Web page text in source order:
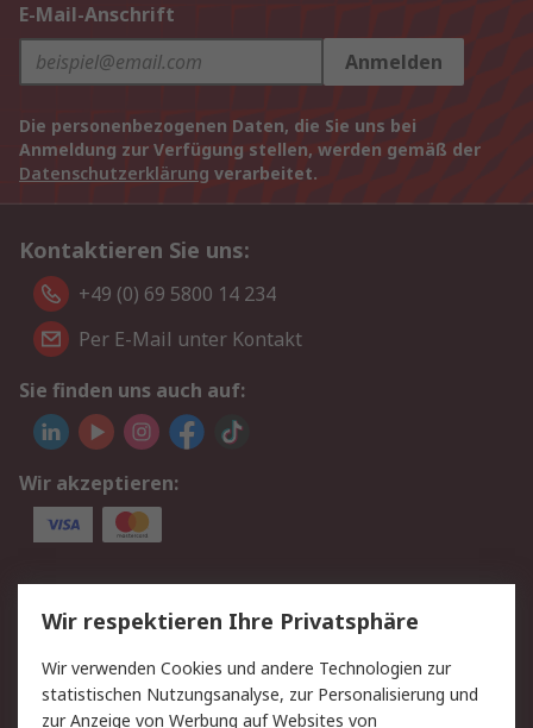
E-Mail-Anschrift
Anmelden
Die personenbezogenen Daten, die Sie uns bei
Anmeldung zur Verfügung stellen, werden gemäß der
Datenschutzerklärung verarbeitet.
Kontaktieren Sie uns:
+49 (0) 69 5800 14 234
Per E-Mail unter Kontakt
Sie finden uns auch auf:
Wir akzeptieren:
Service
Value Added Services
Lieferlösungen
Rücksendungen
Kontakt
Hilfe
Privatkunden
Wir respektieren Ihre Privatsphäre
Wir verwenden Cookies und andere Technologien zur
statistischen Nutzungsanalyse, zur Personalisierung und
zur Anzeige von Werbung auf Websites von